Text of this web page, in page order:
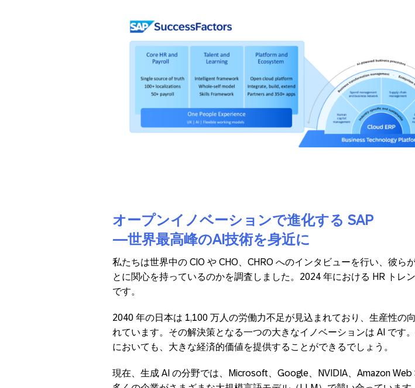
オープンイノベーションで進化する SAP
―世界最高峰のAI技術を身近に
私たちは世界中の CIO や CHO、CHRO へのインタビューを行い、彼ら
とに関心を持っているのかを調査しました。2024 年における HR トレ
です。
2040 年の日本は 1,100 万人の労働力不足が見込まれており、生産性の
れています。その解決策となる一つの大きなイノベーションは AI です
においても、大きな経済的価値を提供することができるでしょう。
現在、生成 AI の分野では、Microsoft、Google、NVIDIA、Amazon Web